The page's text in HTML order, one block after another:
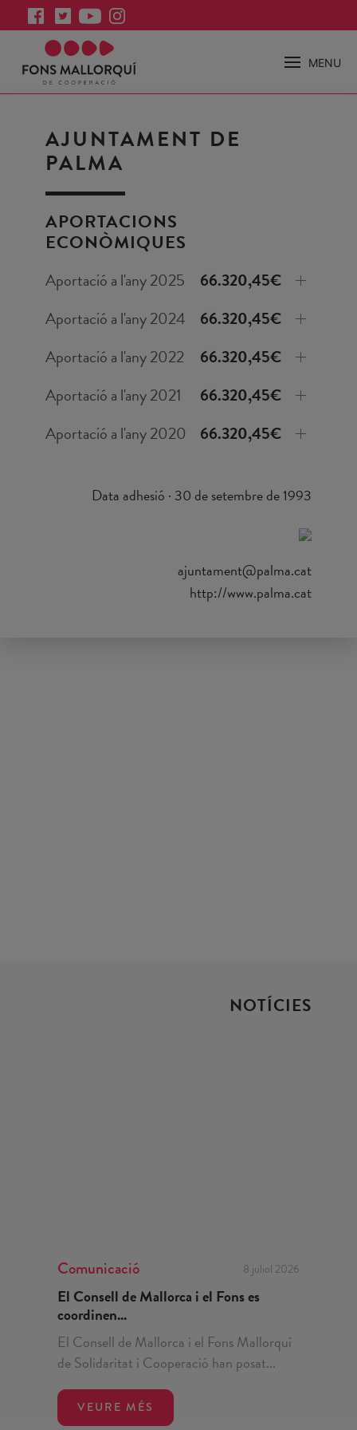
MENU
AJUNTAMENT DE
PALMA
APORTACIONS
ECONÒMIQUES
Aportació a l'any 2025
66.320,45€
Aportació a l'any 2024
66.320,45€
Aportació a l'any 2022
66.320,45€
Aportació a l'any 2021
66.320,45€
Aportació a l'any 2020
66.320,45€
Data adhesió · 30 de setembre de 1993
ajuntament@palma.cat
http://www.palma.cat
NOTÍCIES
Comunicació 8 juliol 2026
El Consell de Mallorca i el Fons es
coordinen...
El Consell de Mallorca i el Fons Mallorquí
de Solidaritat i Cooperació han posat...
VEURE MÉS